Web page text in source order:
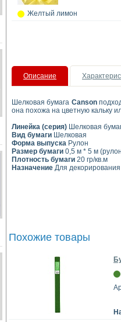
Желтый лимон
Описание
Шелковая бумага Canson
она похожа на цветную кальку
Линейка (серия) Шелковая
Вид бумаги Шелковая
Форма выпуска Рулон
Размер бумаги 0,5 м * 5 м
Плотность бумаги 20 гр/кв.м
Назначение Для
Похожие товары